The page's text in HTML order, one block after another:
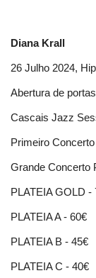
Diana Krall
26 Julho 2024,
Abertura de
Cascais Jazz
Primeiro
Grande Concerto
PLATEIA GOLD -
PLATEIA A - 60€
PLATEIA B - 45€
PLATEIA C - 40€